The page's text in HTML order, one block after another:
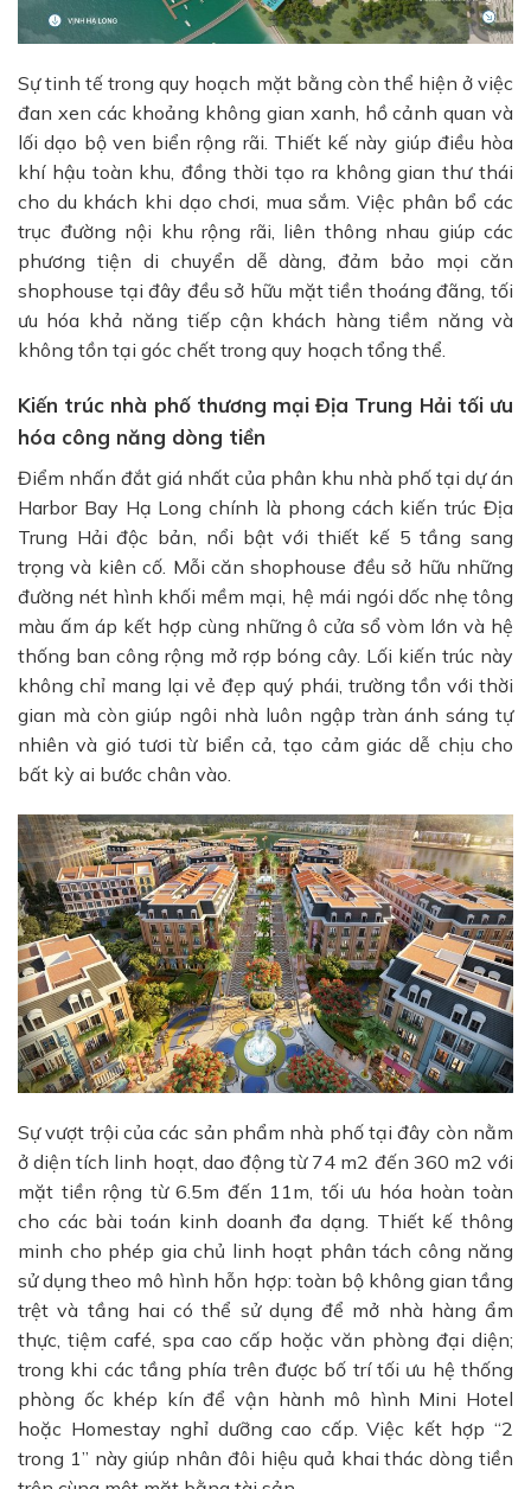
Sự tinh tế trong quy hoạch mặt bằng còn thể hiện ở việc
đan xen các khoảng không gian xanh, hồ cảnh quan và
lối dạo bộ ven biển rộng rãi. Thiết kế này giúp điều hòa
khí hậu toàn khu, đồng thời tạo ra không gian thư thái
cho du khách khi dạo chơi, mua sắm. Việc phân bổ các
trục đường nội khu rộng rãi, liên thông nhau giúp các
phương tiện di chuyển dễ dàng, đảm bảo mọi căn
shophouse tại đây đều sở hữu mặt tiền thoáng đãng, tối
ưu hóa khả năng tiếp cận khách hàng tiềm năng và
không tồn tại góc chết trong quy hoạch tổng thể.
Kiến trúc nhà phố thương mại Địa Trung Hải tối ưu
hóa công năng dòng tiền
Điểm nhấn đắt giá nhất của phân khu nhà phố tại dự án
Harbor Bay Hạ Long chính là phong cách kiến trúc Địa
Trung Hải độc bản, nổi bật với thiết kế 5 tầng sang
trọng và kiên cố. Mỗi căn shophouse đều sở hữu những
đường nét hình khối mềm mại, hệ mái ngói dốc nhẹ tông
màu ấm áp kết hợp cùng những ô cửa sổ vòm lớn và hệ
thống ban công rộng mở rợp bóng cây. Lối kiến trúc này
không chỉ mang lại vẻ đẹp quý phái, trường tồn với thời
gian mà còn giúp ngôi nhà luôn ngập tràn ánh sáng tự
nhiên và gió tươi từ biển cả, tạo cảm giác dễ chịu cho
bất kỳ ai bước chân vào.
Sự vượt trội của các sản phẩm nhà phố tại đây còn nằm
ở diện tích linh hoạt, dao động từ 74 m2 đến 360 m2 với
mặt tiền rộng từ 6.5m đến 11m, tối ưu hóa hoàn toàn
cho các bài toán kinh doanh đa dạng. Thiết kế thông
minh cho phép gia chủ linh hoạt phân tách công năng
sử dụng theo mô hình hỗn hợp: toàn bộ không gian tầng
trệt và tầng hai có thể sử dụng để mở nhà hàng ẩm
thực, tiệm café, spa cao cấp hoặc văn phòng đại diện;
trong khi các tầng phía trên được bố trí tối ưu hệ thống
phòng ốc khép kín để vận hành mô hình Mini Hotel
hoặc Homestay nghỉ dưỡng cao cấp. Việc kết hợp “2
trong 1” này giúp nhân đôi hiệu quả khai thác dòng tiền